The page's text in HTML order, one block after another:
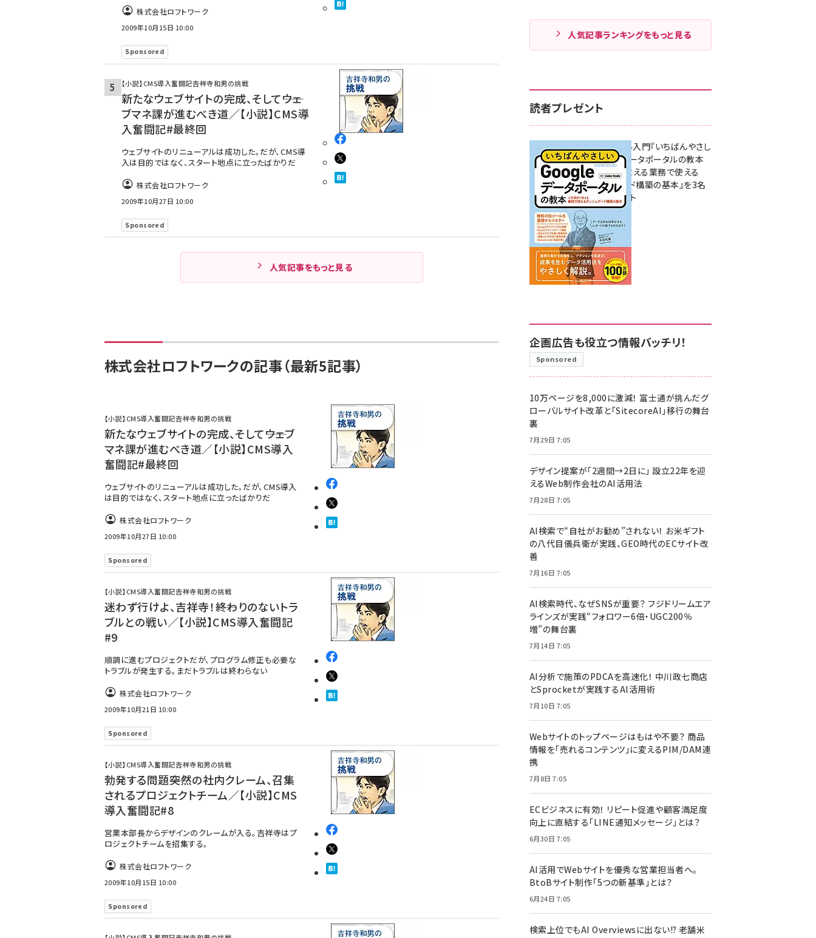
株式会社ロフトワーク
2009年10月15日 10:00
Sponsored
【小説】CMS導入奮闘記――吉祥寺和男の挑戦
新たなウェブサイトの完成、そして――ウェ
ブマネ課が進むべき道／【小説】CMS導
入奮闘記#最終回
ウェブサイトのリニューアルは成功した。だが、CMS導
入は目的ではなく、スタート地点に立ったばかりだ
株式会社ロフトワーク
2009年10月27日 10:00
Sponsored
人気記事をもっと見る
株式会社ロフトワークの記事（最新5記事）
【小説】CMS導入奮闘記――吉祥寺和男の挑戦
新たなウェブサイトの完成、そして――ウェブ
マネ課が進むべき道／【小説】CMS導入
奮闘記#最終回
ウェブサイトのリニューアルは成功した。だが、CMS導入
は目的ではなく、スタート地点に立ったばかりだ
株式会社ロフトワーク
2009年10月27日 10:00
Sponsored
【小説】CMS導入奮闘記――吉祥寺和男の挑戦
迷わず行けよ、吉祥寺！――終わりのないトラ
ブルとの戦い／【小説】CMS導入奮闘記
#9
順調に進むプロジェクトだが、プログラム修正も必要な
トラブルが発生する。まだトラブルは終わらない
株式会社ロフトワーク
2009年10月21日 10:00
Sponsored
【小説】CMS導入奮闘記――吉祥寺和男の挑戦
勃発する問題――突然の社内クレーム、召集
されるプロジェクトチーム／【小説】CMS
導入奮闘記#8
営業本部長からデザインのクレームが入る。吉祥寺はプ
ロジェクトチームを招集する。
株式会社ロフトワーク
2009年10月15日 10:00
Sponsored
人気記事ランキングをもっと見る
読者プレゼント
無料BIツール入門『いちばんやさし
いGoogleデータポータルの教本
人気講師が教える業務で使える
ダッシュボード構築の基本』を3名
様にプレゼント
7月31日 10:00
企画広告も役立つ情報バッチリ！
Sponsored
10万ページを8,000に激減！ 富士通が挑んだグ
ローバルサイト改革と「SitecoreAI」移行の舞台
裏
7月29日 7:05
デザイン提案が「2週間→2日に」 設立22年を迎
えるWeb制作会社のAI活用法
7月28日 7:05
AI検索で“自社がお勧め”されない！ お米ギフト
の八代目儀兵衛が実践、GEO時代のECサイト改
善
7月16日 7:05
AI検索時代、なぜSNSが重要？ フジドリームエア
ラインズが実践“フォロワー6倍・UGC200％
増”の舞台裏
7月14日 7:05
AI分析で施策のPDCAを高速化！ 中川政七商店
とSprocketが実践するAI活用術
7月10日 7:05
Webサイトのトップページはもはや不要？ 商品
情報を「売れるコンテンツ」に変えるPIM/DAM連
携
7月8日 7:05
ECビジネスに有効！ リピート促進や顧客満足度
向上に直結する「LINE通知メッセージ」とは？
6月30日 7:05
AI活用でWebサイトを優秀な営業担当者へ。
BtoBサイト制作「5つの新基準」とは？
6月24日 7:05
検索上位でもAI Overviewsに出ない!? 老舗米